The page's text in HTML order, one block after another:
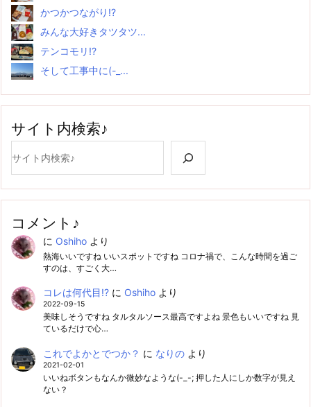
かつかつながり!?
みんな大好きタツタツ...
テンコモリ!?
そして工事中に(-_...
サイト内検索♪
コメント♪
に Oshihoより
熱海いいですね いいスポットですね コロナ禍で、こんな時間を過ご
すのは、すごく大…
コレは何代目!?に Oshihoより
2022-09-15
美味しそうですね タルタルソース最高ですよね 景色もいいですね 見
ているだけで心…
これでよかとでつか？ に なりのより
2021-02-01
いいねボタンもなんか微妙なような(-_-; 押した人にしか数字が見え
ない？